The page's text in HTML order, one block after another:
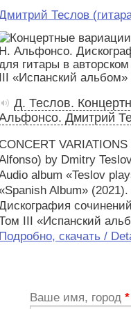
Теслов
Д. Теслов.
Дмитрий
CONCERT
by Dmitry
album «Teslov
Album» (2021).
III «Испанский
Подробно, скачать /
Ваше имя, город *